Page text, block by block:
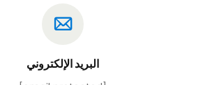
البريد الإلكتروني